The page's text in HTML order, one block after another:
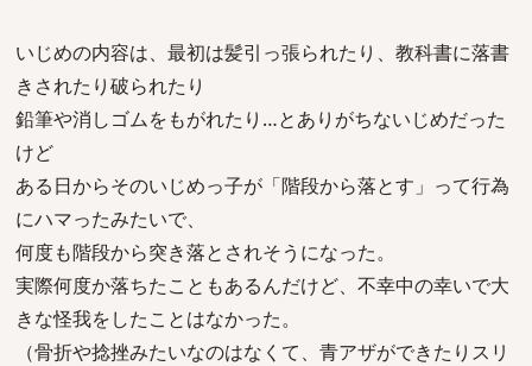
いじめの内容は、最初は髪引っ張られたり、教科書に落書
きされたり破られたり
鉛筆や消しゴムをもがれたり…とありがちないじめだった
けど
ある日からそのいじめっ子が「階段から落とす」って行為
にハマったみたいで、
何度も階段から突き落とされそうになった。
実際何度か落ちたこともあるんだけど、不幸中の幸いで大
きな怪我をしたことはなかった。
（骨折や捻挫みたいなのはなくて、青アザができたりスリ